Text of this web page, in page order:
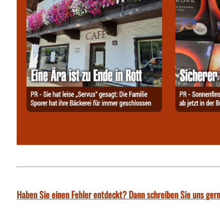
Haben Sie einen Fehler entdeckt? Dann schreiben Sie uns